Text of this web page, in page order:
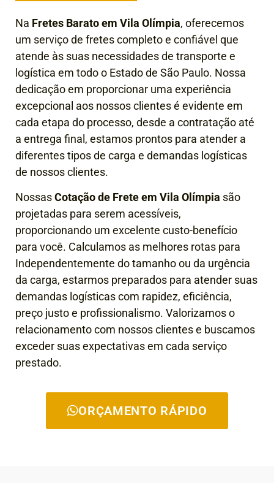
Na Fretes Barato em Vila Olímpia, oferecemos
um serviço de fretes completo e confiável que
atende às suas necessidades de transporte e
logística em todo o Estado de São Paulo. Nossa
dedicação em proporcionar uma experiência
excepcional aos nossos clientes é evidente em
cada etapa do processo, desde a contratação até
a entrega final , estamos prontos para atender a
diferentes tipos de carga e demandas logísticas
de nossos clientes.
NossasCotação de Frete em Vila Olímpia são
projetadas para serem acessíveis,
proporcionando um excelente custo-benefício
para você. Calculamos as melhores rotas para
Independentemente do tamanho ou da urgência
da carga, estarmos preparados para atender suas
demandas logísticas com rapidez, eficiência,
preço justo e profissionalismo. Valorizamos o
relacionamento com nossos clientes e buscamos
exceder suas expectativas em cada serviço
prestado.
ORÇAMENTO RÁPIDO